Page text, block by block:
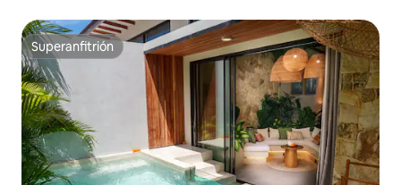
Superanfitrión
Superanfitrión